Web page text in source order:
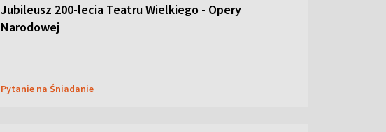
Jubileusz 200-lecia Teatru Wielkiego - Opery
Narodowej
Pytanie na Śniadanie